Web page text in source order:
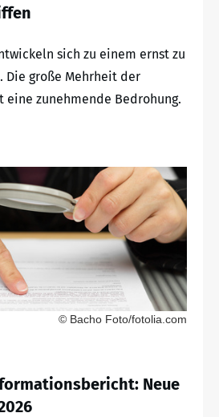
sich zu einem ernst zu
Die große Mehrheit der
zunehmende Bedrohung.
© Bacho Foto/fotolia.com
Neue